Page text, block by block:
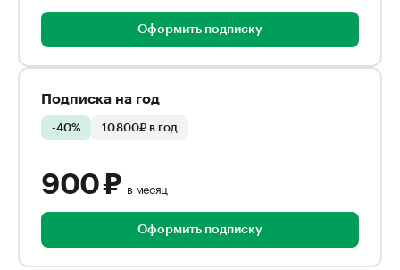
Оформить подписку
Подписка на год
-40% 10 800₽ в год
900 ₽ в месяц
Оформить подписку